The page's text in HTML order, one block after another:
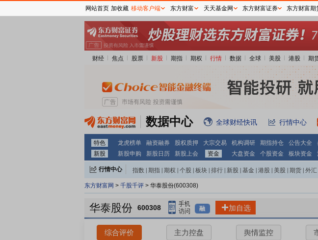
财经 焦点 股票 新股 期指 期权 行情 数据 全球 美股 港股 期
数据中心 全球财经快讯 行情中心
特色 龙虎榜单 融资融券 股权质押 大宗交易 机构调研 期指持仓 公告大全
新股
新股申购 新股日历 新股上会 资金 大盘资金 个股资金 板块资金
行情中心 指数 期指 期权 个股 板块 排行 新股 基金 港股 美股 期货 外汇
东方财富网 > 千股千评 > 华泰股份(600308)
华泰股份 600308 融 加自选
综合评价 主力控盘 舆情监控
网站首页 加收藏 移动客户端 东方财富 天天基金网 东方财富证券 东方财富期